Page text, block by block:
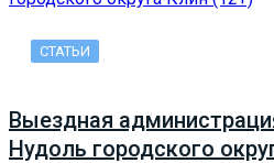
СТАТЬИ
Выездная
Нудоль городского